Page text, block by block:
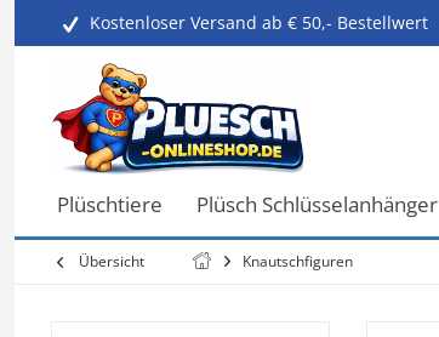
Kostenloser Versand ab € 50,- Bestellwert
Plüschtiere Plüsch Schlüsselanhänger
Übersicht Knautschfiguren